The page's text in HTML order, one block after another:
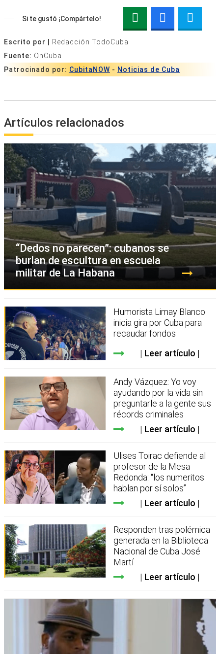
Si te gustó ¡Compártelo!
Escrito por |
Redacción TodoCuba
Fuente: OnCuba
Patrocinado por: CubitaNOW - Noticias de Cuba
Artículos relacionados
“Dedos no parecen”: cubanos se
burlan de escultura en escuela
militar de La Habana
Humorista Limay Blanco
inicia gira por Cuba para
recaudar fondos
Leer artículo
Andy Vázquez: Yo voy
ayudando por la vida sin
preguntarle a la gente sus
récords criminales
Leer artículo
Ulises Toirac defiende al
profesor de la Mesa
Redonda: “los numeritos
hablan por sí solos”
Leer artículo
Responden tras polémica
generada en la Biblioteca
Nacional de Cuba José
Martí
Leer artículo